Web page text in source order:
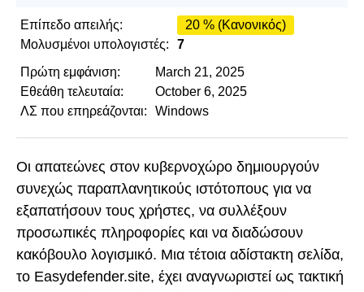
Επίπεδο απειλής:
20 % (Κανονικός)
Μολυσμένοι υπολογιστές:
7
Πρώτη εμφάνιση:
March 21, 2025
Εθεάθη τελευταία:
October 6, 2025
ΛΣ που επηρεάζονται:
Windows
Οι απατεώνες στον κυβερνοχώρο δημιουργούν
συνεχώς παραπλανητικούς ιστότοπους για να
εξαπατήσουν τους χρήστες, να συλλέξουν
προσωπικές πληροφορίες και να διαδώσουν
κακόβουλο λογισμικό. Μια τέτοια αδίστακτη σελίδα,
το Easydefender.site, έχει αναγνωριστεί ως τακτική